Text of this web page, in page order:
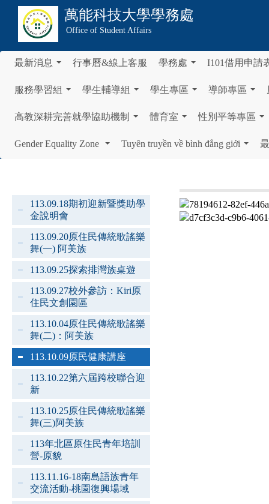
萬能科技大學學務處
Office of Student Affairs
最新消息 行事曆&線上客服 學務處 I101借用申請
服務學習組 學生輔導組 學生專區 導師專區
高教深耕完善就學協助機制 體育室 性別平等專區
Gender Equality Zone
Tuyên truyền về bình đẳng giới
113.09.18期初迎新暨獎助學
金說明會
113.09.20原住民傳統歌謠樂
舞(一) 阿美族
113.09.25探索排灣族桌遊
113.09.27校外參訪：Kiri原
住民文創園區
113.10.04原住民傳統歌謠樂
舞(二)：阿美族
113.10.09原民健康講座
113.10.22第六屆跨校聯合迎
新
113.10.25原住民傳統歌謠樂
舞(三)阿美族
113年北區原住民青年培訓
營-原貌
113.11.16-18南島語族青年
交流活動-桃園復興場域